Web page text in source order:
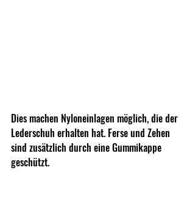
Dies machen Nyloneinlagen möglich, die der
Lederschuh erhalten hat. Ferse und Zehen
sind zusätzlich durch eine Gummikappe
geschützt.